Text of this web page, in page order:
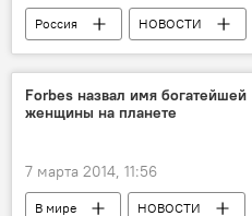
Россия НОВОСТИ
Forbes назвал имя богатейшей
женщины на планете
7 марта 2014, 11:56
В мире НОВОСТИ